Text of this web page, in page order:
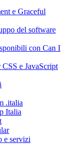
e Graceful
del software
con Can I
e JavaScript
.italia
Italia
e servizi